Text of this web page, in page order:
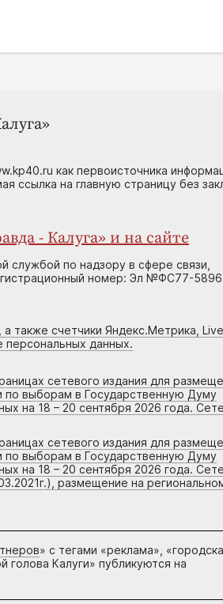
как первоисточника
ссылка на главную страницу без
- Калуга» и на сайте
службой по надзору в сфере связи,
номер: Эл №ФС77-
также счетчики Яндекс.Метрика,
персональных данных.
сетевого издания для
по выборам в Государственную Думу
на 18 – 20 сентября 2026 года.
сетевого издания для
по выборам в Государственную Думу
на 18 – 20 сентября 2026 года.
размещение на
» с тегами «реклама»,
голова Калуги» публикуются на